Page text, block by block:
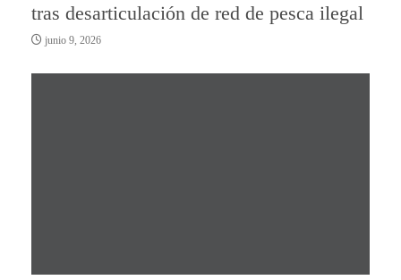
tras desarticulación de red de pesca ilegal
junio 9, 2026